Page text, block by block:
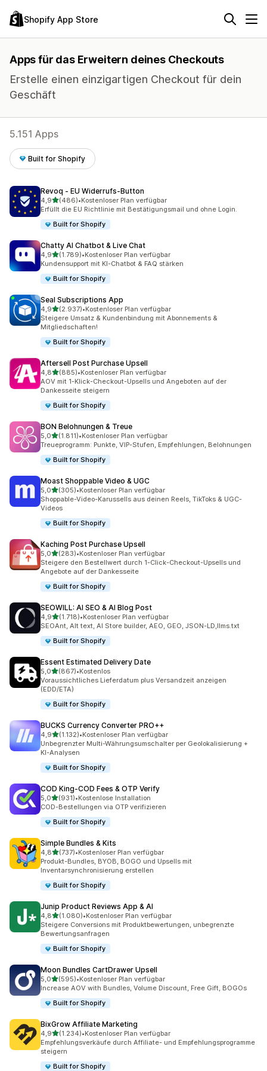
Shopify App Store
Apps für das Erweitern deines Checkouts
Erstelle einen einzigartigen Checkout für dein
Geschäft
5.151 Apps
Built for Shopify
Revoq ‑ EU Widerrufs‑Button
4,9von 5 Sternen
(486)
486 Rezensionen insgesamt
•Kostenloser Plan verfügbar
Erfüllt die EU Richtlinie mit Bestätigungsmail und ohne Login.
Built for Shopify
Chatty AI Chatbot & Live Chat
4,9von 5 Sternen
(1.789)
1789 Rezensionen insgesamt
•Kostenloser Plan verfügbar
Kundensupport mit KI-Chatbot & FAQ stärken
Built for Shopify
Seal Subscriptions App
4,9von 5 Sternen
(2.937)
2937 Rezensionen insgesamt
•Kostenloser Plan verfügbar
Steigere Umsatz & Kundenbindung mit Abonnements &
Mitgliedschaften!
Built for Shopify
Aftersell Post Purchase Upsell
4,8von 5 Sternen
(885)
885 Rezensionen insgesamt
•Kostenloser Plan verfügbar
AOV mit 1-Klick-Checkout-Upsells und Angeboten auf der
Dankesseite steigern
Built for Shopify
BON Belohnungen & Treue
5,0von 5 Sternen
(1.811)
1811 Rezensionen insgesamt
•Kostenloser Plan verfügbar
Treueprogramm: Punkte, VIP-Stufen, Empfehlungen, Belohnungen
Built for Shopify
Moast Shoppable Video & UGC
5,0von 5 Sternen
(305)
305 Rezensionen insgesamt
•Kostenloser Plan verfügbar
Shoppable-Video-Karussells aus deinen Reels, TikToks & UGC-
Videos
Built for Shopify
Kaching Post Purchase Upsell
5,0von 5 Sternen
(283)
283 Rezensionen insgesamt
•Kostenloser Plan verfügbar
Steigere den Bestellwert durch 1-Click-Checkout-Upsells und
Angebote auf der Dankesseite
Built for Shopify
SEOWILL: AI SEO & AI Blog Post
4,9von 5 Sternen
(1.718)
1718 Rezensionen insgesamt
•Kostenloser Plan verfügbar
SEOAnt, Alt text, AI Store builder, AEO, GEO, JSON-LD,llms.txt
Built for Shopify
Essent Estimated Delivery Date
5,0von 5 Sternen
(867)
867 Rezensionen insgesamt
•Kostenlos
Voraussichtliches Lieferdatum plus Versandzeit anzeigen
(EDD/ETA)
Built for Shopify
BUCKS Currency Converter PRO++
4,9von 5 Sternen
(1.132)
1132 Rezensionen insgesamt
•Kostenloser Plan verfügbar
Unbegrenzter Multi-Währungsumschalter per Geolokalisierung +
KI-Analysen
Built for Shopify
COD King‑COD Fees & OTP Verify
5,0von 5 Sternen
(931)
931 Rezensionen insgesamt
•Kostenlose Installation
COD-Bestellungen via OTP verifizieren
Built for Shopify
Simple Bundles & Kits
4,8von 5 Sternen
(737)
737 Rezensionen insgesamt
•Kostenloser Plan verfügbar
Produkt-Bundles, BYOB, BOGO und Upsells mit
Inventarsynchronisierung erstellen
Built for Shopify
Junip Product Reviews App & AI
4,8von 5 Sternen
(1.080)
1080 Rezensionen insgesamt
•Kostenloser Plan verfügbar
Steigere Conversions mit Produktbewertungen, unbegrenzte
Bewertungsanfragen
Built for Shopify
Moon Bundles CartDrawer Upsell
5,0von 5 Sternen
(595)
595 Rezensionen insgesamt
•Kostenloser Plan verfügbar
Increase AOV with Bundles, Volume Discount, Free Gift, BOGOs
Built for Shopify
BixGrow Affiliate Marketing
4,9von 5 Sternen
(1.234)
1234 Rezensionen insgesamt
•Kostenloser Plan verfügbar
Empfehlungsverkäufe durch Affiliate- und Empfehlungsprogramme
steigern
Built for Shopify